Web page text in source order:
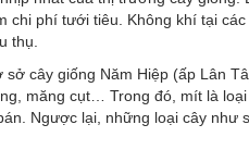
phí tưới tiêu. Không khí tại
thụ.
cây giống Năm Hiệp (ấp Lân
măng cụt… Trong đó, mít là
Ngược lại, những loại cây như